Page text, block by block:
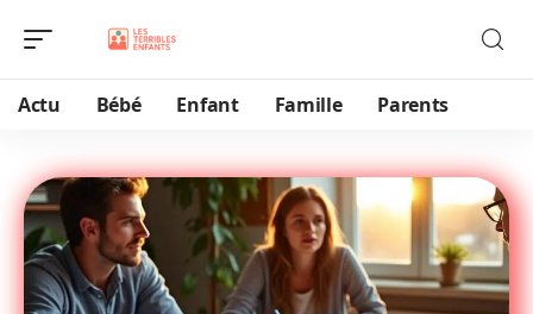
Actu Bébé Enfant Famille Parents